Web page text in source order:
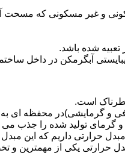
آبگرمکن در داخل
خطرناک است.
و گرمایشی)در محفظه ای
گرمای تولید شده را جذب
داریم که این مبدل
حرارتی یکی از مهمترین و